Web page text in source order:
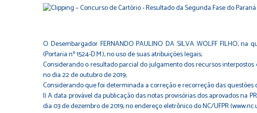
O Desembargador FERNANDO PAULINO DA SILVA WOLFF FILHO,
(Portaria nº 1524-D.M.), no uso de suas atribuições legais;
Considerando o resultado parcial do julgamento dos recursos interpostos
no dia 22 de outubro de 2019;
Considerando que foi determinada a correção e recorreção das questões
I) A data provável da publicação das notas provisórias dos aprovados na
dia 03 de dezembro de 2019, no endereço eletrônico do NC/UFPR